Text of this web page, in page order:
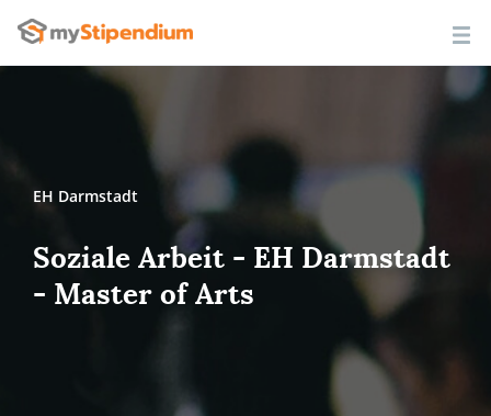
EH Darmstadt
Soziale Arbeit - EH Darmstadt
- Master of Arts